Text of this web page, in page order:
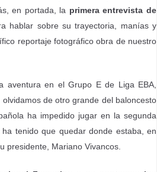
en portada, la primera entrevista de
hablar sobre su trayectoria, manías y
reportaje fotográfico obra de nuestro
aventura en el Grupo E de Liga EBA,
de otro grande del baloncesto
ha impedido jugar en la segunda
tenido que quedar donde estaba, en
presidente, Mariano Vivancos.